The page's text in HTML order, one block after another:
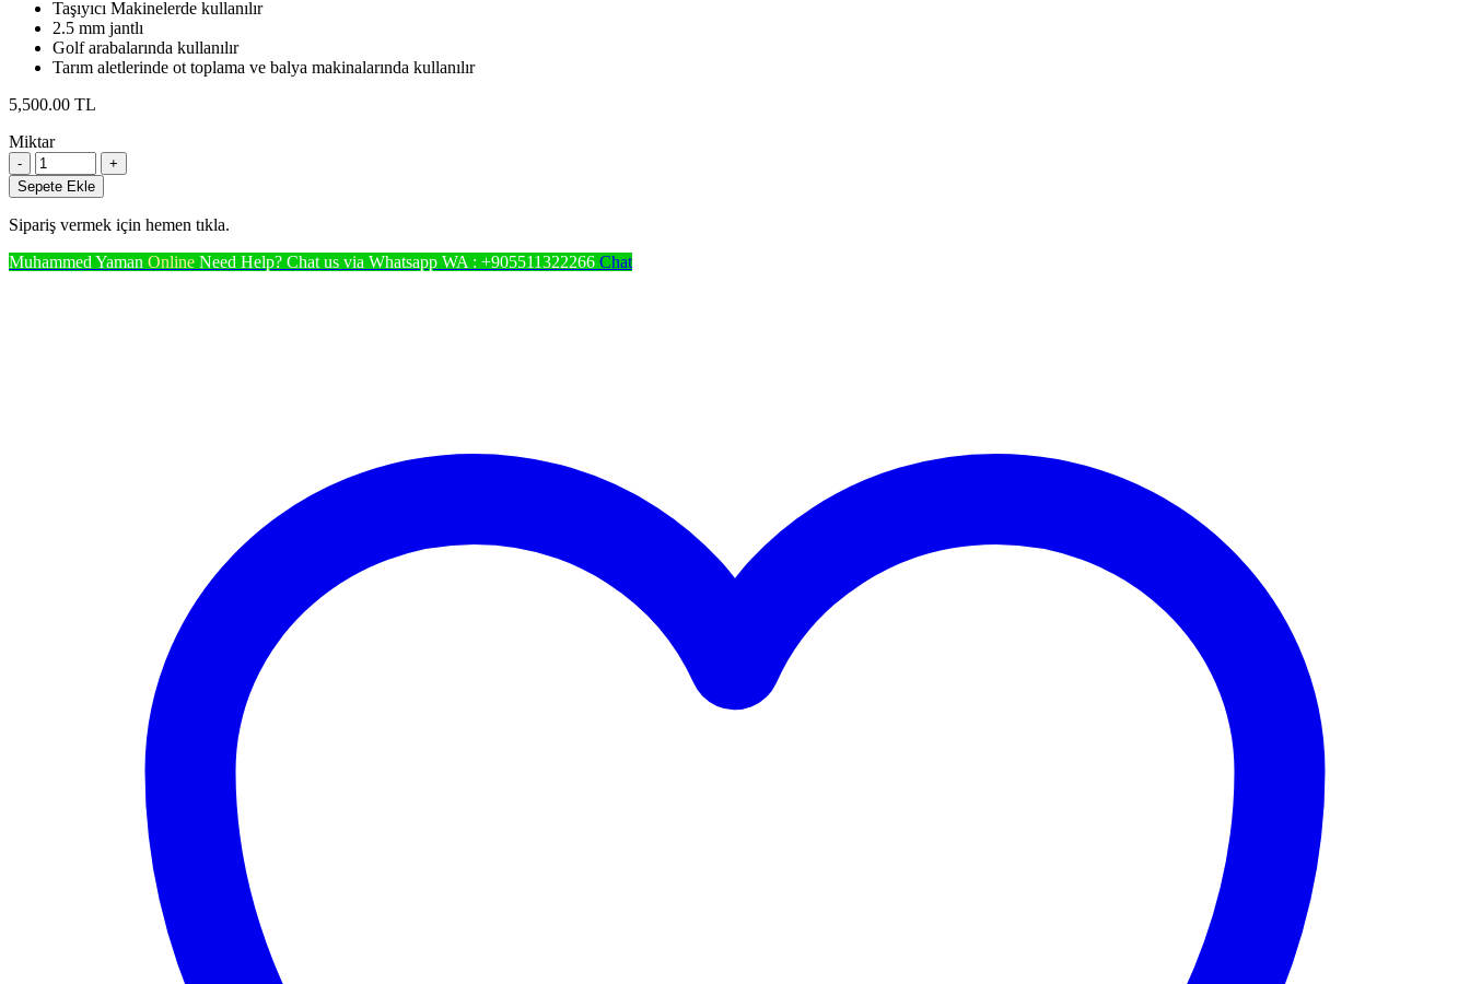
Taşıyıcı Makinelerde kullanılır
2.5 mm jantlı
Golf arabalarında kullanılır
Tarım aletlerinde ot toplama ve balya makinalarında kullanılır
5,500.00 TL
Miktar
18x8.50-
8
6pr
Golf
Arabası
Taşıyıcı
Sepete Ekle
Sipariş vermek için hemen tıkla.
Muhammed Yaman Online Need Help? Chat us via Whatsapp WA : +905511322266 Chat